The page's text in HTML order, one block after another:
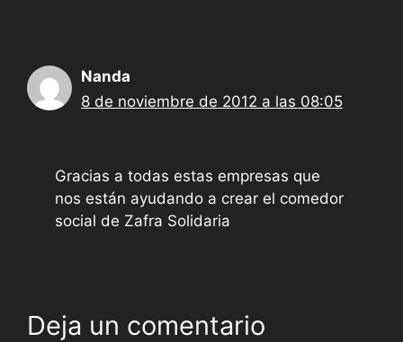
Nanda
8 de noviembre de 2012 a las 08:05
Gracias a todas estas empresas que
nos están ayudando a crear el comedor
social de Zafra Solidaria
Deja un comentario